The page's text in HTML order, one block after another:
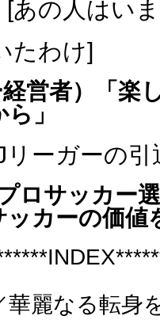
[あの人はい
たわけ]
営者）「楽
」
ーガーの引
ロサッカー
ッカーの価値
華麗なる転身